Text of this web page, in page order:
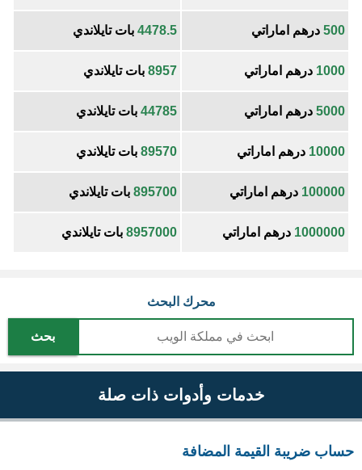
500 درهم اماراتي 4478.5 بات تايلاندي
1000 درهم اماراتي 8957 بات تايلاندي
5000 درهم اماراتي 44785 بات تايلاندي
10000 درهم اماراتي 89570 بات تايلاندي
100000 درهم اماراتي 895700 بات تايلاندي
1000000 درهم اماراتي 8957000 بات تايلاندي
محرك البحث
بحث
خدمات وأدوات ذات صلة
حساب ضريبة القيمة المضافة